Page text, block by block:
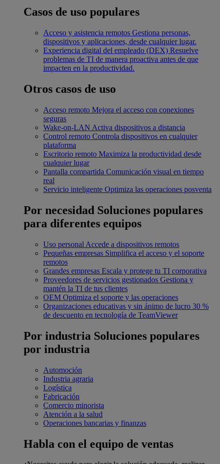
Casos de uso populares
Acceso y asistencia remotos Gestiona personas,
dispositivos y aplicaciones, desde cualquier lugar.
Experiencia digital del empleado (DEX) Resuelve
problemas de TI de manera proactiva antes de que
impacten en la productividad.
Otros casos de uso
Acceso remoto Mejora el acceso con conexiones
seguras
Wake-on-LAN Activa dispositivos a distancia
Control remoto Controla dispositivos en cualquier
plataforma
Escritorio remoto Maximiza la productividad desde
cualquier lugar
Pantalla compartida Comunicación visual en tiempo
real
Servicio inteligente Optimiza las operaciones posventa
Por necesidad Soluciones populares
para diferentes equipos
Uso personal Accede a dispositivos remotos
Pequeñas empresas Simplifica el acceso y el soporte
remotos
Grandes empresas Escala y protege tu TI corporativa
Proveedores de servicios gestionados Gestiona y
mantén la TI de tus clientes
OEM Optimiza el soporte y las operaciones
Organizaciones educativas y sin ánimo de lucro 30 %
de descuento en tecnología de TeamViewer
Por industria Soluciones populares
por industria
Automoción
Industria agraria
Logística
Fabricación
Comercio minorista
Atención a la salud
Operaciones bancarias y finanzas
Habla con el equipo de ventas